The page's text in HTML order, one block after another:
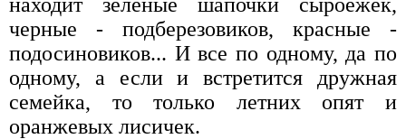
черные - подберезовиков, красные -
подосиновиков... И все по одному, да по
одному, а если и встретится дружная
семейка, то только летних опят и
оранжевых лисичек.